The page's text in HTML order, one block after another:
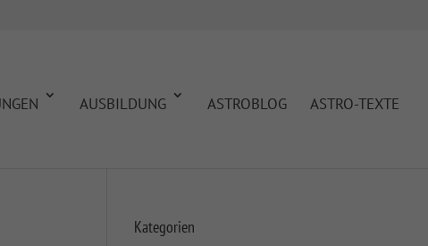
AUSBILDUNG ASTROBLOG ASTRO-TEXTE
Kategorien